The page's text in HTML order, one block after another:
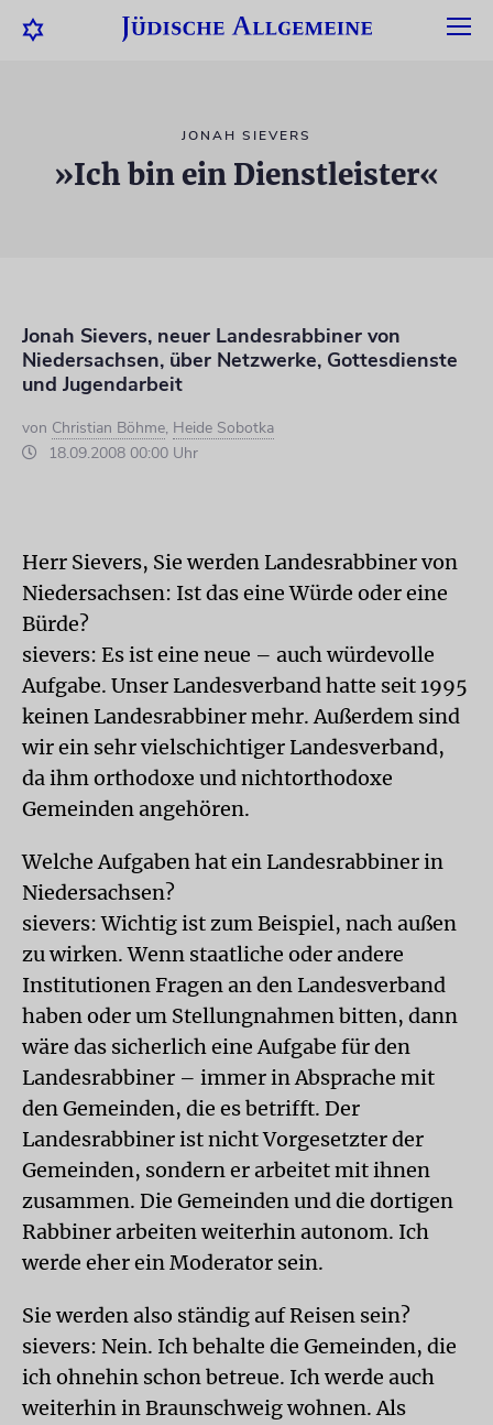
JONAH SIEVERS
»Ich bin ein Dienstleister«
Jonah Sievers, neuer Landesrabbiner von
Niedersachsen, über Netzwerke, Gottesdienste
und Jugendarbeit
von Christian Böhme, Heide Sobotka
18.09.2008 00:00 Uhr
Herr Sievers, Sie werden Landesrabbiner von
Niedersachsen: Ist das eine Würde oder eine
Bürde?
sievers: Es ist eine neue – auch würdevolle
Aufgabe. Unser Landesverband hatte seit 1995
keinen Landesrabbiner mehr. Außerdem sind
wir ein sehr vielschichtiger Landesverband,
da ihm orthodoxe und nichtorthodoxe
Gemeinden angehören.
Welche Aufgaben hat ein Landesrabbiner in
Niedersachsen?
sievers: Wichtig ist zum Beispiel, nach außen
zu wirken. Wenn staatliche oder andere
Institutionen Fragen an den Landesverband
haben oder um Stellungnahmen bitten, dann
wäre das sicherlich eine Aufgabe für den
Landesrabbiner – immer in Absprache mit
den Gemeinden, die es betrifft. Der
Landesrabbiner ist nicht Vorgesetzter der
Gemeinden, sondern er arbeitet mit ihnen
zusammen. Die Gemeinden und die dortigen
Rabbiner arbeiten weiterhin autonom. Ich
werde eher ein Moderator sein.
Sie werden also ständig auf Reisen sein?
sievers: Nein. Ich behalte die Gemeinden, die
ich ohnehin schon betreue. Ich werde auch
weiterhin in Braunschweig wohnen. Als